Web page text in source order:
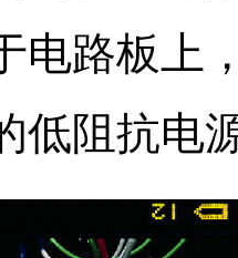
电路板上
低阻抗电